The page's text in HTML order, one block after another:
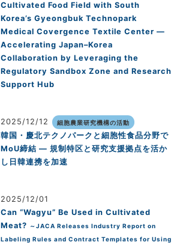
Cultivated Food Field with South
Korea’s Gyeongbuk Technopark
Medical Covergence Textile Center —
Accelerating Japan–Korea
Collaboration by Leveraging the
Regulatory Sandbox Zone and Research
Support Hub
2025/12/12 細胞農業研究機構の活動
韓国・慶北テクノパークと細胞性食品分野で
MoU締結 ― 規制特区と研究支援拠点を活か
し日韓連携を加速
2025/12/01
Can “Wagyu” Be Used in Cultivated
Meat? ～JACA Releases Industry Report on
Labeling Rules and Contract Templates for Using